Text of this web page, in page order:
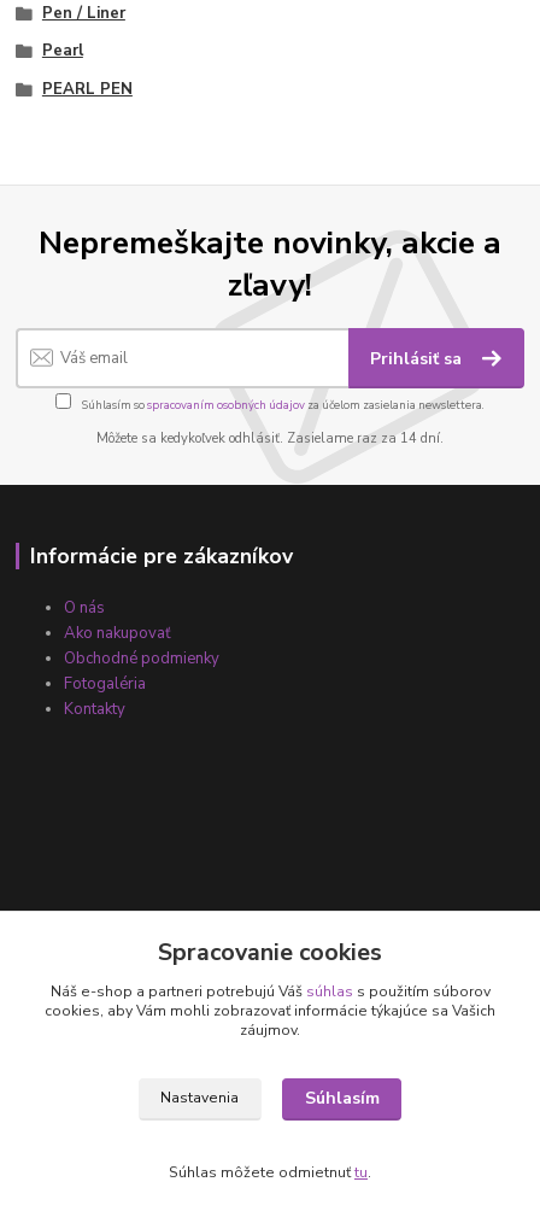
Pen / Liner
Pearl
PEARL PEN
Nepremeškajte novinky, akcie a
zľavy!
Prihlásiť sa
Súhlasím sospracovaním osobných údajov za účelom zasielania newslettera.
Môžete sa kedykoľvek odhlásiť. Zasielame raz za 14 dní.
Informácie pre zákazníkov
O nás
Ako nakupovať
Obchodné podmienky
Fotogaléria
Kontakty
+421 905 531 251
Spracovanie cookies
Náš e-shop a partneri potrebujú Váš súhlas s použitím súborov
cookies, aby Vám mohli zobrazovať informácie týkajúce sa Vašich
záujmov.
Nastavenia Súhlasím
Súhlas môžete odmietnuťtu.